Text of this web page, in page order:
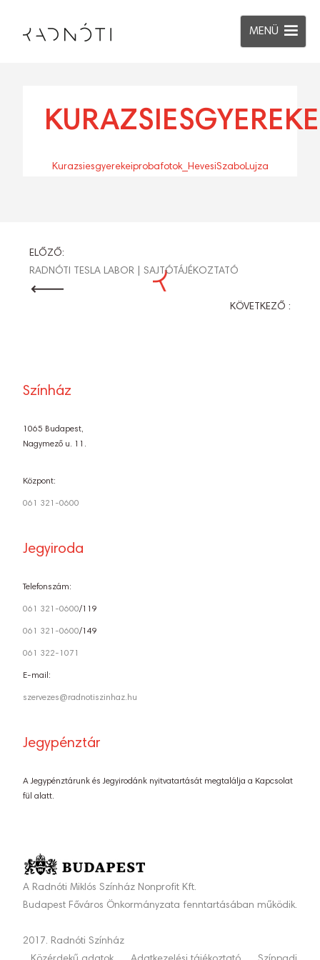
MENÜ
Kurazsiesgyerekeiprobafotok_HevesiSzaboLujza
BEJEGYZÉS
NAVIGÁCIÓ
ELŐZŐ:
RADNÓTI TESLA LABOR | SAJTÓTÁJÉKOZTATÓ
KÖVETKEZŐ :
Színház
1065 Budapest,
Nagymező u. 11.
Központ:
061 321-0600
Jegyiroda
Telefonszám:
061 321-0600/119
061 321-0600/149
061 322-1071
E-mail:
szervezes@radnotiszinhaz.hu
Jegypénztár
A Jegypénztárunk és Jegyirodánk nyitvatartását megtalálja a Kapcsolat
fül alatt.
A Radnóti Miklós Színház Nonprofit Kft.
Budapest Főváros Önkormányzata fenntartásában működik.
2017. Radnóti Színház